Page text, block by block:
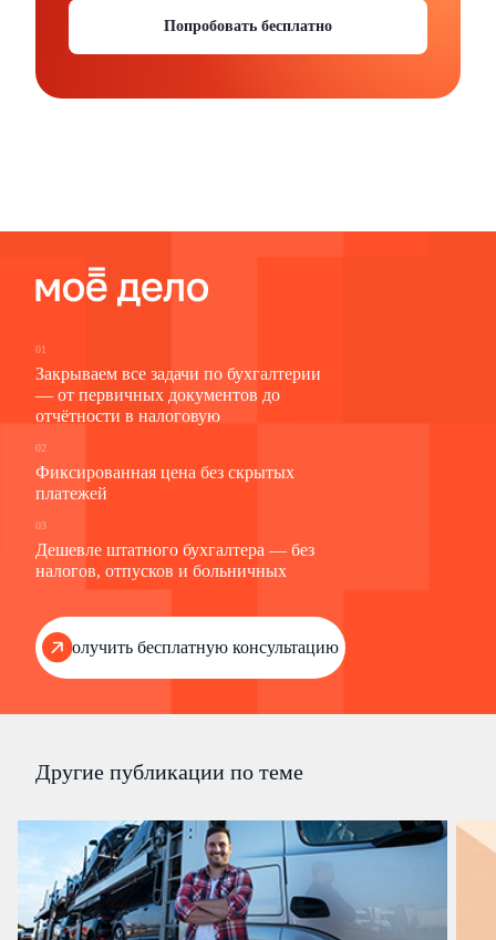
Попробовать бесплатно
01
Закрываем все задачи по бухгалтерии
— от первичных документов до
отчётности в налоговую
02
Фиксированная цена без скрытых
платежей
03
Дешевле штатного бухгалтера — без
налогов, отпусков и больничных
Получить бесплатную консультацию
Другие публикации по теме